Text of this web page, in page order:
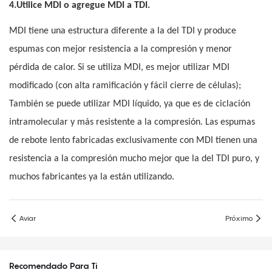
4.Utilice MDI o agregue MDI a TDI.
MDI tiene una estructura diferente a la del TDI y produce
espumas con mejor resistencia a la compresión y menor
pérdida de calor. Si se utiliza MDI, es mejor utilizar MDI
modificado (con alta ramificación y fácil cierre de células);
También se puede utilizar MDI líquido, ya que es de ciclación
intramolecular y más resistente a la compresión. Las espumas
de rebote lento fabricadas exclusivamente con MDI tienen una
resistencia a la compresión mucho mejor que la del TDI puro, y
muchos fabricantes ya la están utilizando.
Aviar Próximo
Recomendado Para Ti